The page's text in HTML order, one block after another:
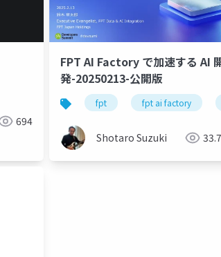
figma mcp fpt ai factory
694
FPT AI Factory で加速する AI
発-20250213-公開版
fpt fpt ai factory
Shotaro Suzuki